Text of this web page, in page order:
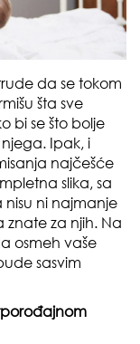
da se tokom
šta sve
bi se što bolje
Ipak, i
najčešće
slika, sa
nisu ni najmanje
za njih. Na
osmeh vaše
sasvim